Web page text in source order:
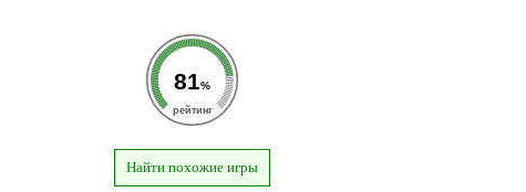
81%
рейтинг
Найти похожие игры